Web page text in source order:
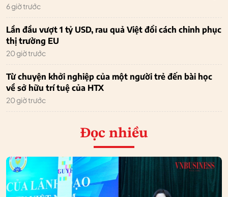
6 giờ trước
Lần đầu vượt 1 tỷ USD, rau quả Việt đổi cách chinh phục
thị trường EU
20 giờ trước
Từ chuyện khởi nghiệp của một người trẻ đến bài học
về sở hữu trí tuệ của HTX
20 giờ trước
Đọc nhiều